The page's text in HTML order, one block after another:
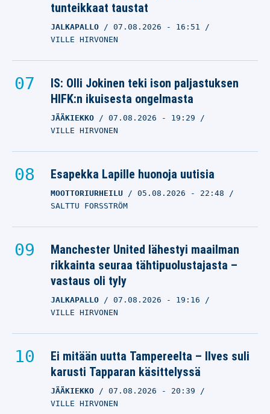
tunteikkaat taustat
JALKAPALLO 07.08.2026 - 16:51
VILLE HIRVONEN
IS: Olli Jokinen teki ison paljastuksen
HIFK:n ikuisesta ongelmasta
JÄÄKIEKKO 07.08.2026 - 19:29
VILLE HIRVONEN
Esapekka Lapille huonoja uutisia
MOOTTORIURHEILU 05.08.2026 - 22:48
SALTTU FORSSTRÖM
Manchester United lähestyi maailman
rikkainta seuraa tähtipuolustajasta –
vastaus oli tyly
JALKAPALLO 07.08.2026 - 19:16
VILLE HIRVONEN
Ei mitään uutta Tampereelta – Ilves suli
karusti Tapparan käsittelyssä
JÄÄKIEKKO 07.08.2026 - 20:39
VILLE HIRVONEN